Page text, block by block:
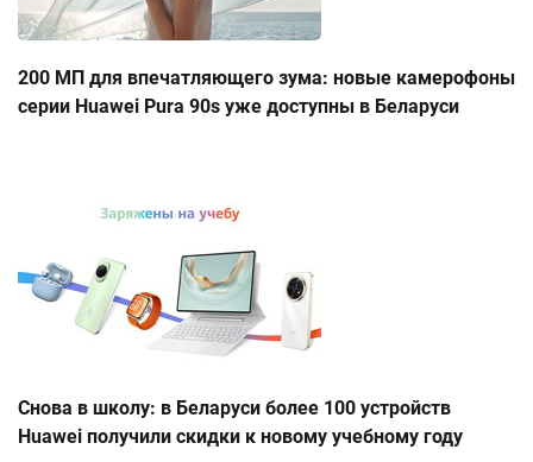
200 МП для впечатляющего зума: новые камерофоны
серии Huawei Pura 90s уже доступны в Беларуси
Снова в школу: в Беларуси более 100 устройств
Huawei получили скидки к новому учебному году